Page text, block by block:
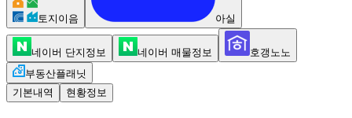
토지이음 아실
네이버 단지정보 네이버 매물정보
호갱노노
부동산플래닛
기본내역
현황정보